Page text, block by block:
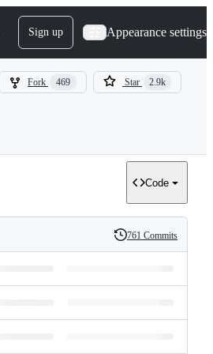
Sign up Appearance settings
Fork 469 Star 2.9k
Code
History
761 Commits